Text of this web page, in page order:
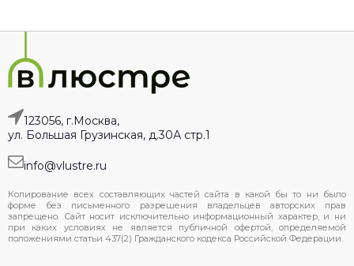
123056, г.Москва,
ул. Большая Грузинская, д.30А стр.1
info@vlustre.ru
Копирование всех составляющих частей сайта в какой бы то ни было
форме без письменного разрешения владельцев авторских прав
запрещено. Сайт носит исключительно информационный характер, и ни
при каких условиях не является публичной офертой, определяемой
положениями статьи 437(2) Гражданского кодекса Российской Федерации.